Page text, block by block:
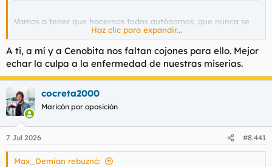
Vamos a tener que hacernos todos autónomos, que nunca se
Haz clic para expandir...
A ti, a mí y a Cenobita nos faltan cojones para ello. Mejor
echar la culpa a la enfermedad de nuestras miserias.
cocreta2000
Maricón por oposición
7 Jul 2026 #8.441
Max_Demian rebuznó: